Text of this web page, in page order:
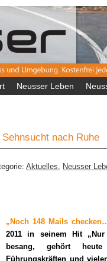
Neusser Leben
nach Ruhe
Aktuelles, Neusser
„Noch 148 Mails
2011 in seinem Hit
besang, gehört
Führungskräften und